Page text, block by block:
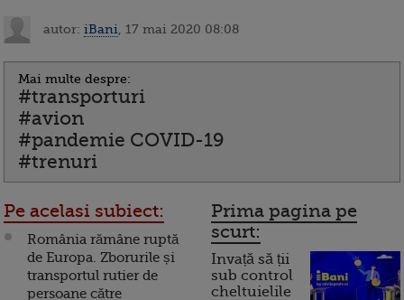
autor: iBani , 17 mai 2020 08:08
Mai multe despre:
#transporturi
#avion
#pandemie COVID-19
#trenuri
Pe acelasi subiect:
România rămâne ruptă
de Europa. Zborurile și
transportul rutier de
persoane către
Prima pagina pe
scurt:
Invață să ții
sub control
cheltuielile